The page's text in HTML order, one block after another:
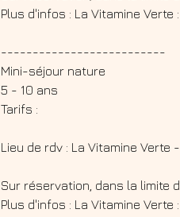
Plus d'infos : La Vitamine Verte :
--------------------------
Mini-séjour nature
5 - 10 ans
Tarifs :
Lieu de rdv : La Vitamine Verte
Sur réservation, dans la limite
Plus d'infos : La Vitamine Verte :